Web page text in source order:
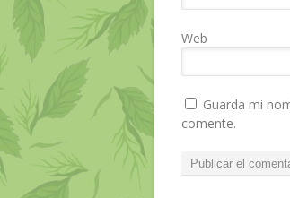
Web
Guarda mi
comente.